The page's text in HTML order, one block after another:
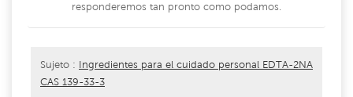
responderemos tan pronto como podamos.
Sujeto : Ingredientes para el cuidado personal EDTA-2NA
CAS 139-33-3